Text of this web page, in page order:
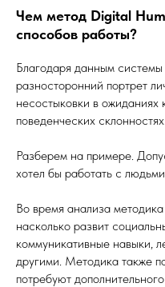
Чем метод Digital
способов работы?
Благодаря данным
разносторонний портрет
несостыковки в ожиданиях
поведенческих
Разберем на примере.
хотел бы работать с
Во время анализа методика
насколько развит
коммуникативные навыки,
другими. Методика также
потребуют